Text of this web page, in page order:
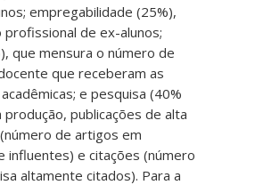
empregabilidade (25%),
profissional de ex-alunos;
que mensura o número de
que receberam as
e pesquisa (40%
publicações de alta
de artigos em
influentes) e citações (número
altamente citados). Para a